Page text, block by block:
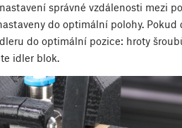
správné vzdálenosti mezi
do optimální polohy.
do optimální pozice: hroty
idler blok.